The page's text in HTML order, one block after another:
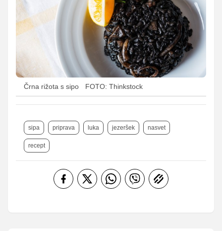
Črna rižota s sipo FOTO: Thinkstock
sipa priprava luka jezeršek nasvet
recept